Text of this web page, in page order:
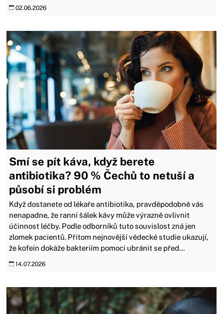
02.06.2026
Smí se pít káva, když berete
antibiotika? 90 % Čechů to netuší a
působí si problém
Když dostanete od lékaře antibiotika, pravděpodobně vás
nenapadne, že ranní šálek kávy může výrazně ovlivnit
účinnost léčby. Podle odborníků tuto souvislost zná jen
zlomek pacientů. Přitom nejnovější vědecké studie ukazují,
že kofein dokáže bakteriím pomoci ubránit se před...
14.07.2026